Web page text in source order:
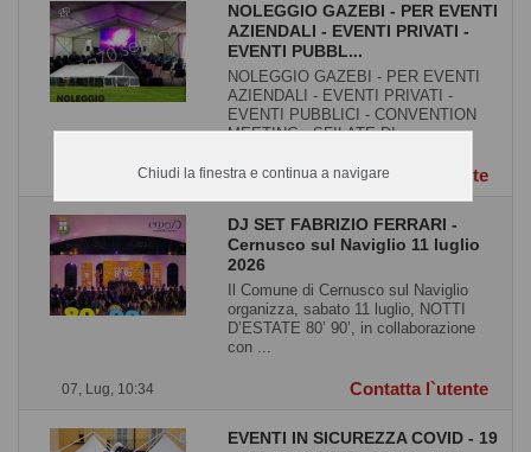
09, Lug, 12:14
NOLEGGIO GAZEBI - PER EVENTI
AZIENDALI - EVENTI PRIVATI -
EVENTI PUBBL...
NOLEGGIO GAZEBI - PER EVENTI
AZIENDALI - EVENTI PRIVATI -
EVENTI PUBBLICI - CONVENTION
MEETING - SFILATE DI ...
Contatta l`utente
07, Lug, 10:34
DJ SET FABRIZIO FERRARI -
Cernusco sul Naviglio 11 luglio
2026
Il Comune di Cernusco sul Naviglio
organizza, sabato 11 luglio, NOTTI
D’ESTATE 80’ 90’, in collaborazione
con ...
Contatta l`utente
EVENTI IN SICUREZZA COVID - 19
Chiudi la finestra e continua a navigare